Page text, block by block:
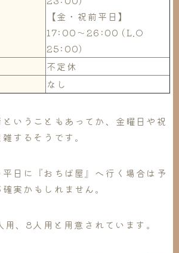
【金・祝前平日】
17:00～26:00 (L.O
25:00)
不定休
なし
いうこともあってか、金曜日や祝
するそうです。
日に『おちば屋』へ行く場合は予
実かもしれません。
、8人用と用意されています。